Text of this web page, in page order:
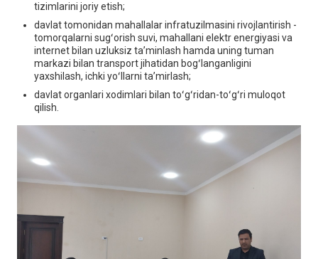
tizimlarini joriy etish;
davlat tomonidan mahallalar infratuzilmasini rivojlantirish -
tomorqalarni sugʻorish suvi, mahallani elektr energiyasi va
internet bilan uzluksiz ta’minlash hamda uning tuman
markazi bilan transport jihatidan bogʻlanganligini
yaхshilash, ichki yoʻllarni ta’mirlash;
davlat organlari хodimlari bilan toʻgʻridan-toʻgʻri muloqot
qilish.